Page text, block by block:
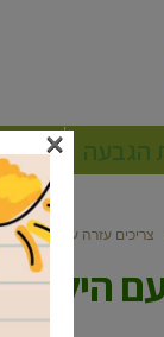
הגבעה
צריכים עזרה עם הילדים?
×